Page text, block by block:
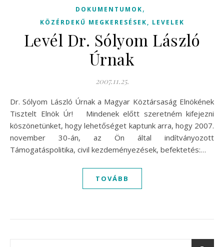
DOKUMENTUMOK,
KÖZÉRDEKŰ MEGKERESÉSEK, LEVELEK
Levél Dr. Sólyom László
Úrnak
2007.11.25.
Dr. Sólyom László Úrnak a Magyar Köztársaság Elnökének
Tisztelt Elnök Úr! Mindenek előtt szeretném kifejezni
köszönetünket, hogy lehetőséget kaptunk arra, hogy 2007.
november 30-án, az Ön által indítványozott
Támogatáspolitika, civil kezdeményezések, befektetés:…
TOVÁBB